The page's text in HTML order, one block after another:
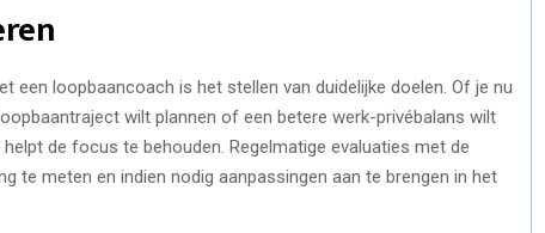
een loopbaancoach is het stellen van duidelijke doelen. Of je nu
wilt plannen of een betere werk-privébalans wilt
de focus te behouden. Regelmatige evaluaties met de
te meten en indien nodig aanpassingen aan te brengen in het